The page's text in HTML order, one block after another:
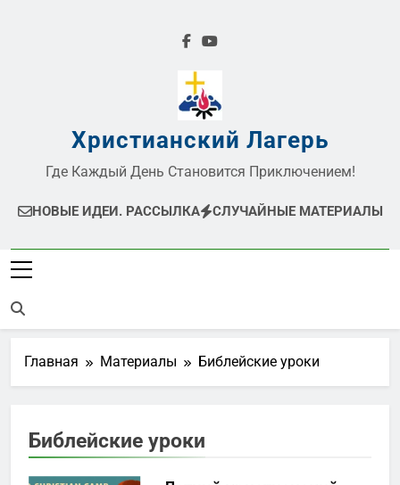
Христианский Лагерь
Где Каждый День Становится Приключением!
НОВЫЕ ИДЕИ. РАССЫЛКА СЛУЧАЙНЫЕ МАТЕРИАЛЫ
Главная Материалы Библейские уроки
Библейские уроки